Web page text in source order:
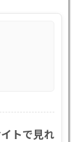
トで見れ